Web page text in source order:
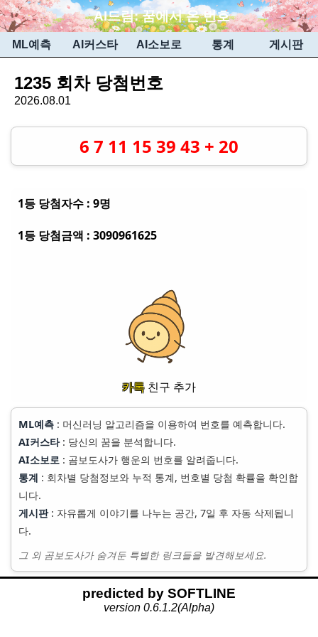
AI드림:꿈에서 온 번호
ML예측 AI커스타 AI소보로 통계 게시판
1235 회차 당첨번호
2026.08.01
6 7 11 15 39 43 + 20
1등 당첨자수 : 9명
1등 당첨금액 : 3090961625
카톡 친구 추가
ML예측 : 머신러닝 알고리즘을 이용하여 번호를 예측합니다.
AI커스타: 당신의 꿈을 분석합니다.
AI소보로 : 곰보도사가 행운의 번호를 알려줍니다.
통계 : 회차별 당첨정보와 누적 통계, 번호별 당첨 확률을 확인합
니다.
게시판: 자유롭게 이야기를 나누는 공간, 7일 후 자동 삭제됩니
다.
그 외 곰보도사가 숨겨둔 특별한 링크들을 발견해보세요.
predicted by SOFTLINE
version 0.6.1.2(Alpha)